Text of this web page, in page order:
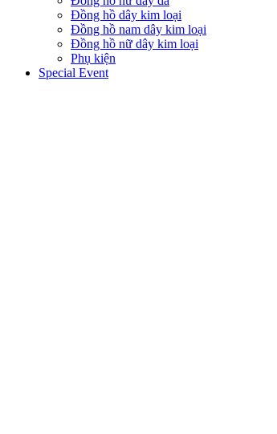
Đồng hồ dây kim loại
Đồng hồ nam dây kim loại
Đồng hồ nữ dây kim loại
Phụ kiện
Special Event